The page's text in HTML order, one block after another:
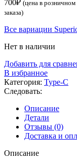
700₽ (цена в розничном
заказа)
Все вариации
Нет в наличии
Добавить для
В избранное
Категория: Type-C
Следовать:
Описание
Детали
Отзывы (0)
Доставка и
Описание